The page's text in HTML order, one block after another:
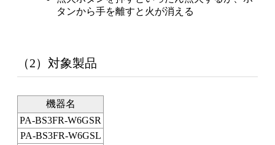
タンから手を離すと火が消える
（2）対象製品
機器名
PA-BS3FR-W6GSR
PA-BS3FR-W6GSL